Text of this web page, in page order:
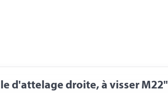
d'attelage droite, à visser M22"